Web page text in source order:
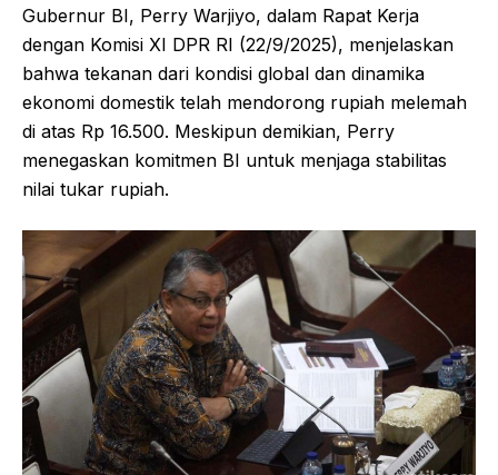
Gubernur BI, Perry Warjiyo, dalam Rapat Kerja
dengan Komisi XI DPR RI (22/9/2025), menjelaskan
bahwa tekanan dari kondisi global dan dinamika
ekonomi domestik telah mendorong rupiah melemah
di atas Rp 16.500. Meskipun demikian, Perry
menegaskan komitmen BI untuk menjaga stabilitas
nilai tukar rupiah.